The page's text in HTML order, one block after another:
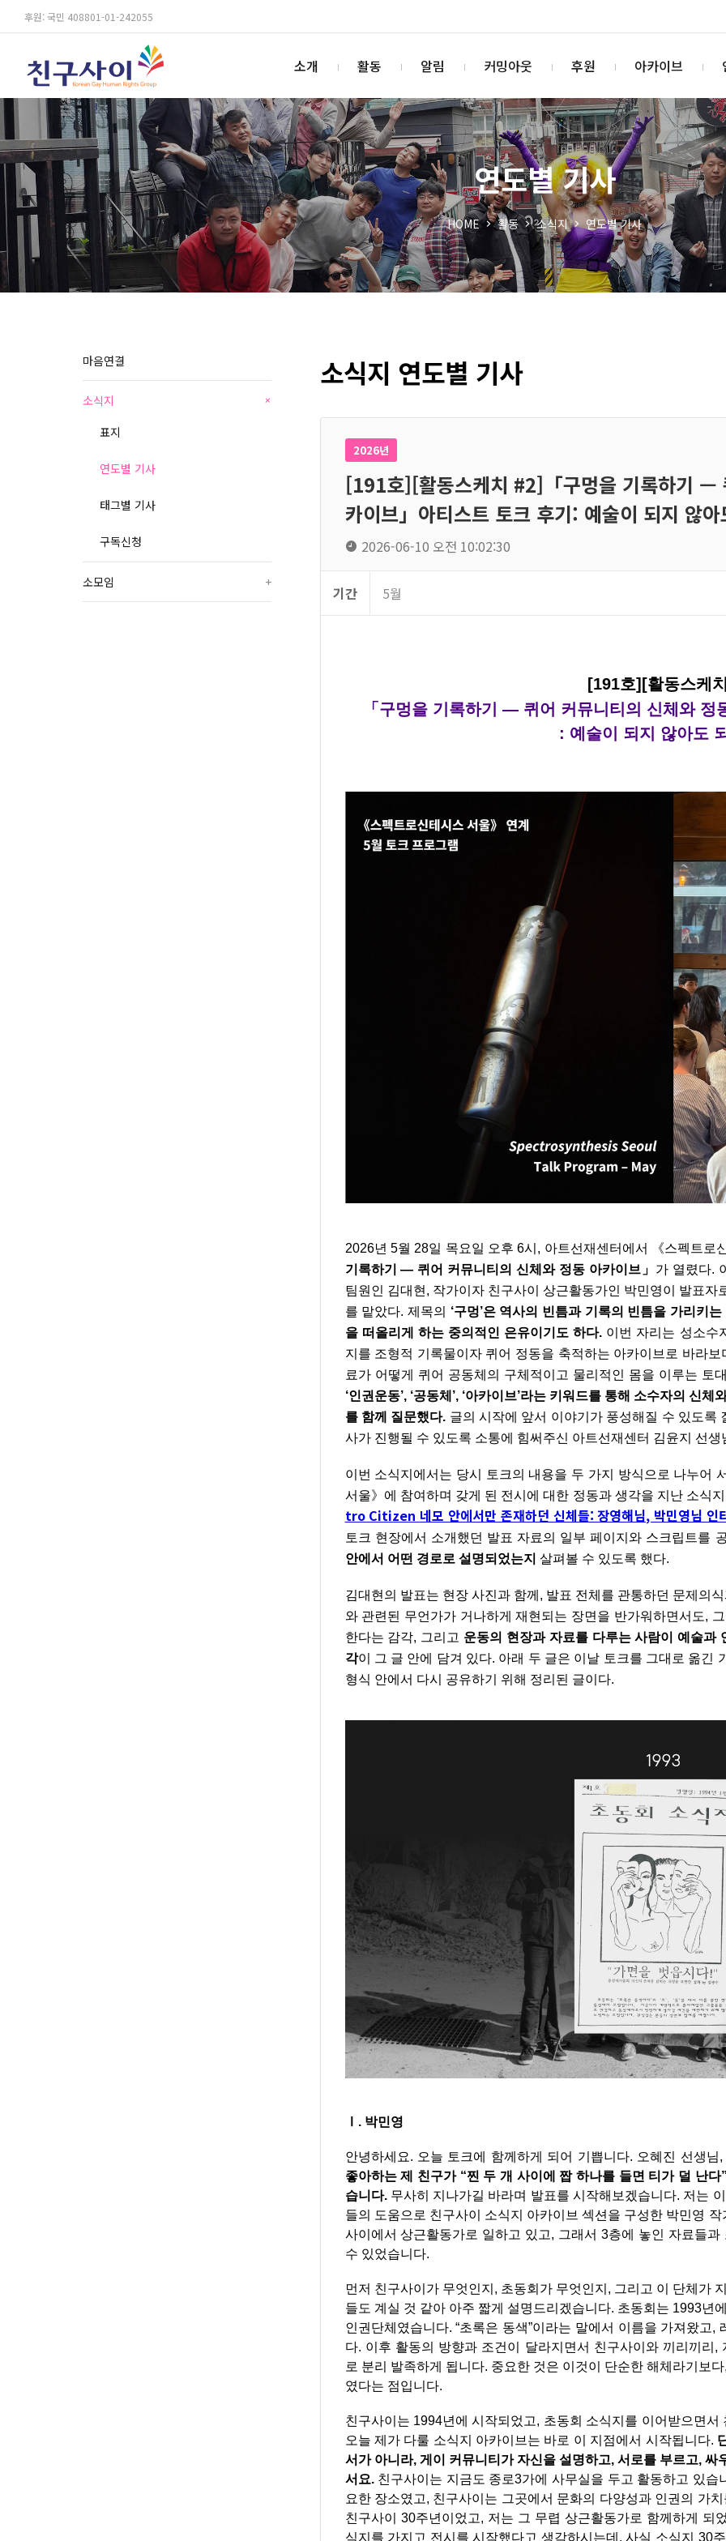
후원: 국민 408801-01-242055
소개 활동 알림 커밍아웃 후원 아카이브
연도별 기사
HOME 활동 소식지 연도별 기사
마음연결
소식지 +
표지
연도별 기사
태그별 기사
구독신청
소모임 +
소식지 연도별 기사
2026년
[191호][활동스케치 #2]「구멍을 기록하기 —
카이브」아티스트 토크 후기: 예술이 되지 않
2026-06-10 오전 10:02:30
기간 5월
[191호][활동스케
「구멍을 기록하기 — 퀴어 커뮤니티의 신체와
: 예술이 되지 않아도
2026년 5월 28일 목요일 오후 6시, 아트선재센터에서 《스펙트로
기록하기 — 퀴어 커뮤니티의 신체와 정동 아카이브」 가 열렸다.
팀원인 김대현, 작가이자 친구사이 상근활동가인 박민영이 발표
를 맡았다. 제목의 ‘구멍’은 역사의 빈틈과 기록의 빈틈을 가리키
을 떠올리게 하는 중의적인 은유이기도 하다. 이번 자리는 성소수
지를 조형적 기록물이자 퀴어 정동을 축적하는 아카이브로 바라
료가 어떻게 퀴어 공동체의 구체적이고 물리적인 몸을 이루는 토
‘인권운동’, ‘공동체’, ‘아카이브’라는 키워드를 통해 소수자의 신
를 함께 질문했다. 글의 시작에 앞서 이야기가 풍성해질 수 있도
사가 진행될 수 있도록 소통에 힘써주신 아트선재센터 김윤지 선
이번 소식지에서는 당시 토크의 내용을 두 가지 방식으로 나누어
서울》에 참여하며 갖게 된 전시에 대한 정동과 생각을 지난 소식
tro Citizen 네모 안에서만 존재하던 신체들: 장영해님, 박민영님 인
토크 현장에서 소개했던 발표 자료의 일부 페이지와 스크립트를
안에서 어떤 경로로 설명되었는지 살펴볼 수 있도록 했다.
김대현의 발표는 현장 사진과 함께, 발표 전체를 관통하던 문제의
와 관련된 무언가가 거나하게 재현되는 장면을 반가워하면서도,
한다는 감각, 그리고 운동의 현장과 자료를 다루는 사람이 예술과
각이 그 글 안에 담겨 있다. 아래 두 글은 이날 토크를 그대로 옮긴
형식 안에서 다시 공유하기 위해 정리된 글이다.
. 박민영
안녕하세요. 오늘 토크에 함께하게 되어 기쁩니다. 오혜진 선생
좋아하는 제 친구가 “찐 두 개 사이에 짭 하나를 들면 티가 덜 난
습니다.무사히 지나가길 바라며 발표를 시작해보겠습니다. 저는
들의 도움으로 친구사이 소식지 아카이브 섹션을 구성한 박민영
사이에서 상근활동가로 일하고 있고, 그래서 3층에 놓인 자료들
수 있었습니다.
먼저 친구사이가 무엇인지, 초동회가 무엇인지, 그리고 이 단체가
들도 계실 것 같아 아주 짧게 설명드리겠습니다. 초동회는 1993년
인권단체였습니다. “초록은 동색”이라는 말에서 이름을 가져왔고
다. 이후 활동의 방향과 조건이 달라지면서 친구사이와 끼리끼리
로 분리 발족하게 됩니다. 중요한 것은 이것이 단순한 해체라기보
였다는 점입니다.
친구사이는 1994년에 시작되었고, 초동회 소식지를 이어받으면
오늘 제가 다룰 소식지 아카이브는 바로 이 지점에서 시작됩니다.
서가 아니라, 게이 커뮤니티가 자신을 설명하고, 서로를 부르고,
서요. 친구사이는 지금도 종로3가에 사무실을 두고 활동하고 있
요한 장소였고, 친구사이는 그곳에서 문화의 다양성과 인권의 가
친구사이 30주년이었고, 저는 그 무렵 상근활동가로 함께하게 되
식지를 가지고 전시를 시작했다고 생각하시는데, 사실 소식지 30